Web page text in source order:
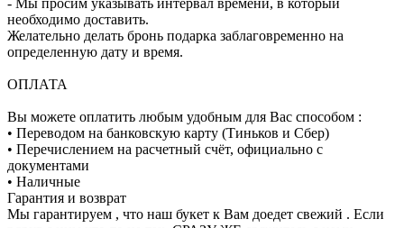
необходимо доставить.
Желательно делать бронь подарка заблаговременно на
определенную дату и время.
ОПЛАТА
Вы можете оплатить любым удобным для Вас способом :
• Переводом на банковскую карту (Тиньков и Сбер)
• Перечислением на расчетный счёт, официально с
документами
• Наличные
Гарантия и возврат
Мы гарантируем , что наш букет к Вам доедет свежий . Если